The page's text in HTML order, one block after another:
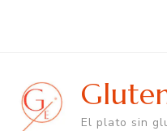
El plato sin